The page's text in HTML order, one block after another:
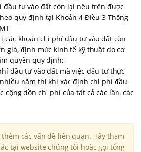
đầu tư vào đất còn lại nêu trên được
quy định tại Khoản 4 Điều 3 Thông
các khoản chi phí đầu tư vào đất còn
giá, định mức kinh tế kỹ thuật do cơ
quyền quy định;
đầu tư vào đất mà việc đầu tư thực
năm thì khi xác định chi phí đầu
cộng dồn chi phí của tất cả các lần, các
các vấn đề liên quan. Hãy tham
tại website chúng tôi hoặc gọi tổng